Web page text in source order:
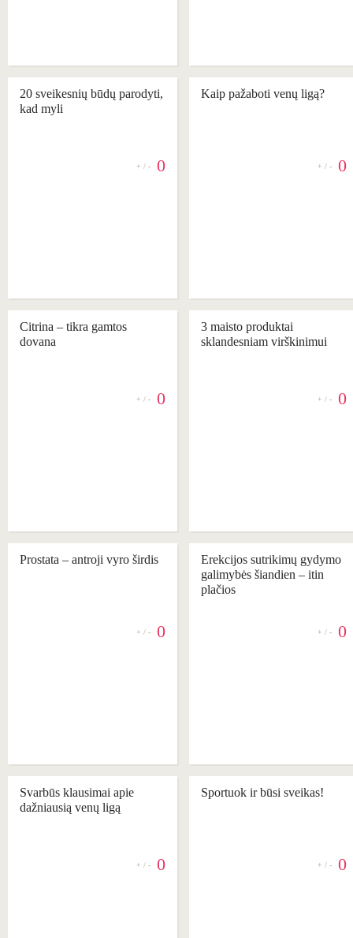
20 sveikesnių būdų parodyti,
kad myli
+ / - 0
Kaip pažaboti venų ligą?
+ / - 0
Citrina – tikra gamtos
dovana
+ / - 0
3 maisto produktai
sklandesniam virškinimui
+ / - 0
Prostata – antroji vyro širdis
+ / - 0
Erekcijos sutrikimų gydymo
galimybės šiandien – itin
plačios
+ / - 0
Svarbūs klausimai apie
dažniausią venų ligą
+ / - 0
Sportuok ir būsi sveikas!
+ / - 0